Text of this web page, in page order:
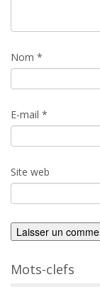
Nom *
E-mail *
Site web
Mots-clefs